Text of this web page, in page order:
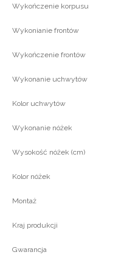
Wykończenie korpusu
Wykonianie frontów
Wykończenie frontów
Wykonanie uchwytów
Kolor uchwytów
Wykonanie nóżek
Wysokość nóżek (cm)
Kolor nóżek
Montaż
Kraj produkcji
Gwarancja